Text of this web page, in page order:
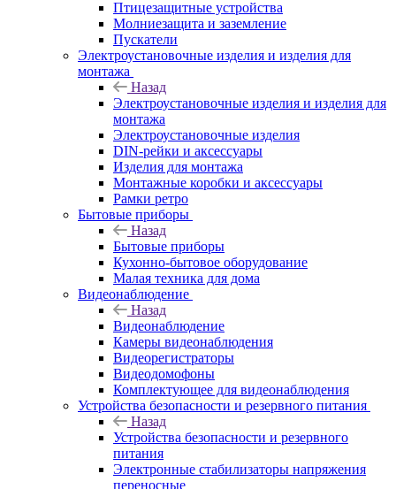
Птицезащитные устройства
Молниезащита и заземление
Пускатели
Электроустановочные изделия и изделия для
монтажа
Назад
Электроустановочные изделия и изделия для
монтажа
Электроустановочные изделия
DIN-рейки и аксессуары
Изделия для монтажа
Монтажные коробки и аксессуары
Рамки ретро
Бытовые приборы
Назад
Бытовые приборы
Кухонно-бытовое оборудование
Малая техника для дома
Видеонаблюдение
Назад
Видеонаблюдение
Камеры видеонаблюдения
Видеорегистраторы
Видеодомофоны
Комплектующее для видеонаблюдения
Устройства безопасности и резервного питания
Назад
Устройства безопасности и резервного
питания
Электронные стабилизаторы напряжения
переносные